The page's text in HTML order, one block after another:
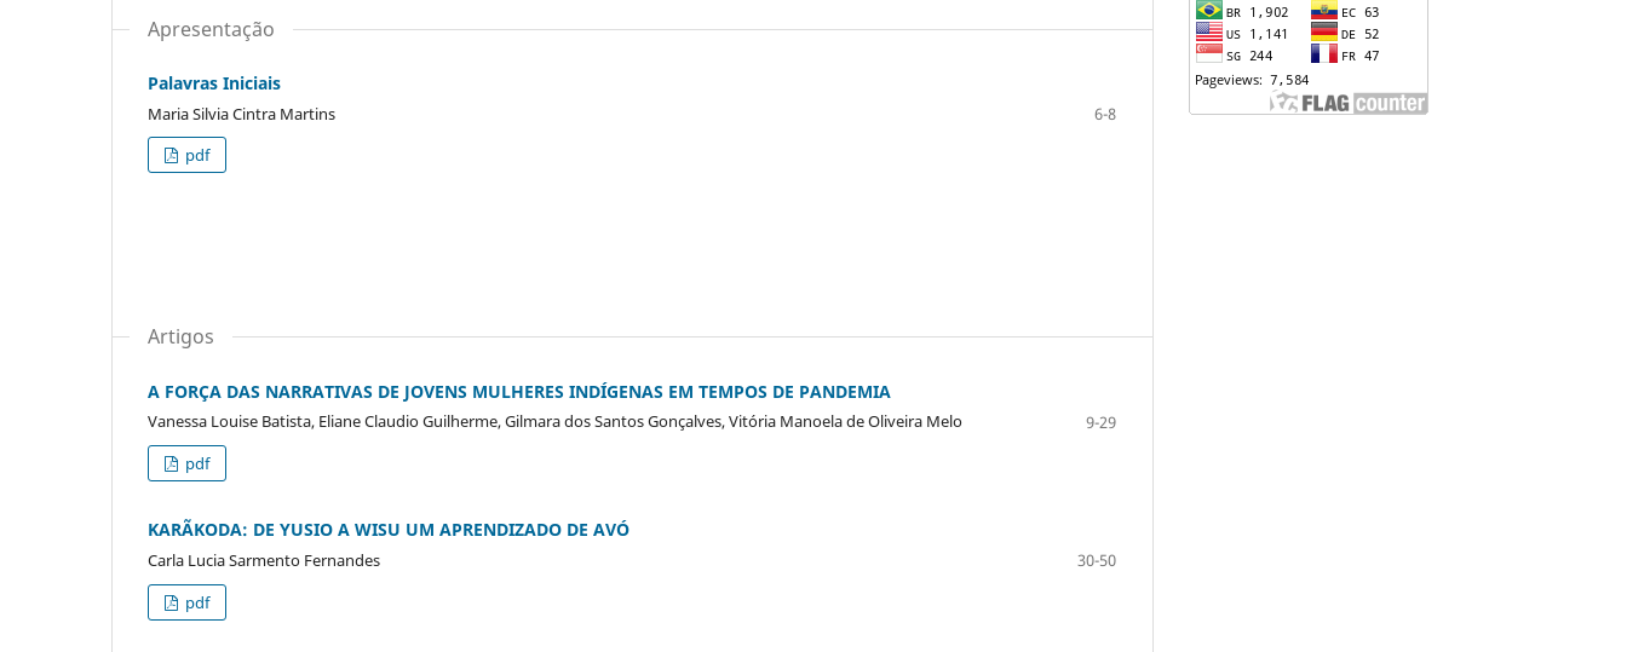
Apresentação
Palavras Iniciais
Maria Silvia Cintra Martins
6-8
pdf
Artigos
A FORÇA DAS NARRATIVAS DE JOVENS MULHERES INDÍGENAS EM TEMPOS DE PANDEMIA
Vanessa Louise Batista, Eliane Claudio Guilherme, Gilmara dos Santos Gonçalves, Vitória Manoela de Oliveira Melo
9-29
pdf
KARÃKODA: DE YUSIO A WISU UM APRENDIZADO DE AVÓ
Carla Lucia Sarmento Fernandes
30-50
pdf